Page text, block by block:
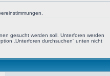
gesucht werden soll. Unterforen werden
„Unterforen durchsuchen“ unten nicht